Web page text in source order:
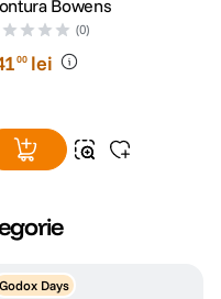
Bowens
(0)
00 lei
Godox Days